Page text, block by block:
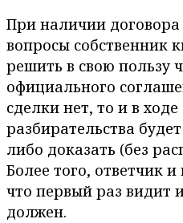
При наличии договора
вопросы собственник
решить в свою пользу
официального
сделки нет, то и в ходе
разбирательства
либо доказать (без
Более того, ответчик
что первый раз видит
должен.